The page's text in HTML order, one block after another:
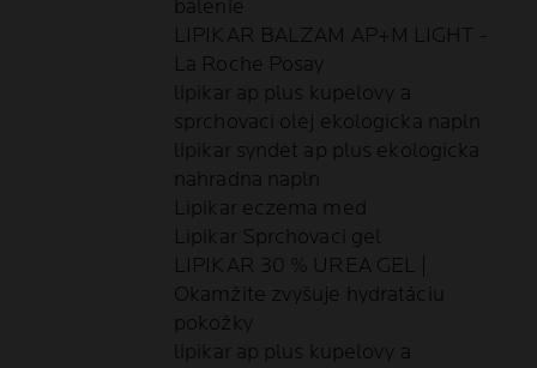
balenie
LIPIKAR BALZAM AP+M LIGHT -
La Roche Posay
lipikar ap plus kupelovy a
sprchovaci olej ekologicka napln
lipikar syndet ap plus ekologicka
nahradna napln
Lipikar eczema med
Lipikar Sprchovaci gel
LIPIKAR 30 % UREA GEL |
Okamžite zvyšuje hydratáciu
pokožky
lipikar ap plus kupelovy a